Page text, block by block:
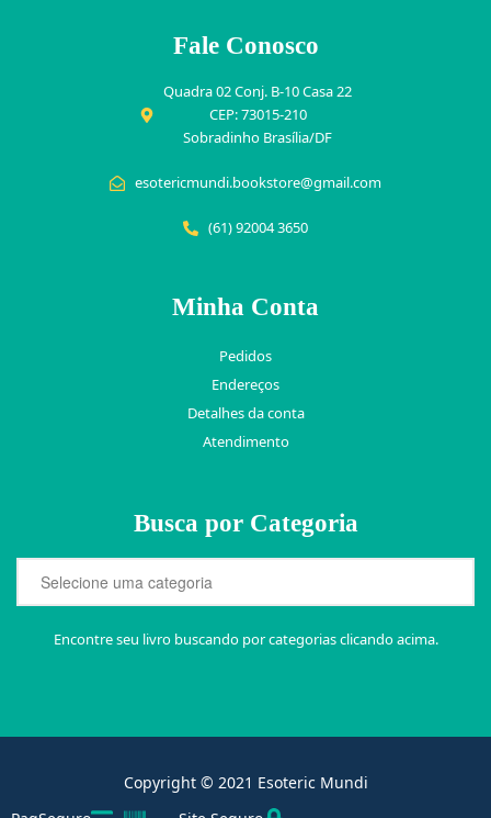
Fale Conosco
Quadra 02 Conj. B-10 Casa 22
CEP: 73015-210
Sobradinho Brasília/DF
esotericmundi.bookstore@gmail.com
(61) 92004 3650
Minha Conta
Pedidos
Endereços
Detalhes da conta
Atendimento
Busca por Categoria
Encontre seu livro buscando por categorias clicando acima.
Copyright © 2021 Esoteric Mundi